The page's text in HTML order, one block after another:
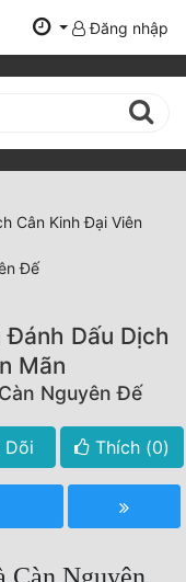
Đăng nhập
Cân Kinh Đại Viên
Đế
Dấu Dịch
Mãn
Nguyên Đế
Thích (0)